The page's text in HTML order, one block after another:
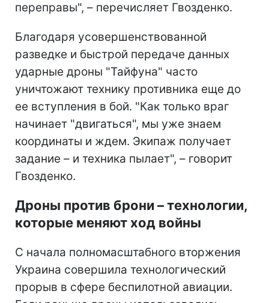
переправы", – перечисляет Гвозденко.
Благодаря усовершенствованной
разведке и быстрой передаче данных
ударные дроны "Тайфуна" часто
уничтожают технику противника еще до
ее вступления в бой. "Как только враг
начинает "двигаться", мы уже знаем
координаты и ждем. Экипаж получает
задание – и техника пылает", – говорит
Гвозденко.
Дроны против брони –технологии,
которые меняют ход войны
С начала полномасштабного вторжения
Украина совершила технологический
прорыв в сфере беспилотной авиации.